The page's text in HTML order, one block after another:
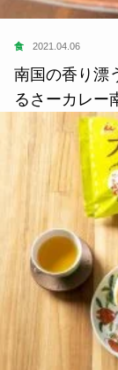
食 2021.04.06
南国の香り漂
るさーカレー